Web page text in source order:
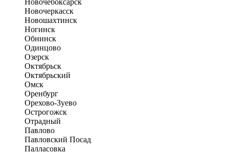
Новочебоксарск
Новочеркасск
Новошахтинск
Ногинск
Обнинск
Одинцово
Озерск
Октябрьск
Октябрьский
Омск
Оренбург
Орехово-Зуево
Острогожск
Отрадный
Павлово
Павловский Посад
Палласовка